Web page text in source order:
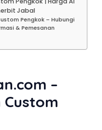
Jabal
Pengkok – Hubungi
& Pemesanan
–
Custom